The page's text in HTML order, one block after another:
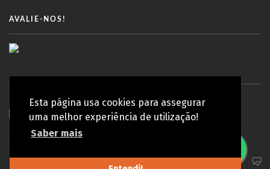
Esta página usa cookies para assegurar
uma melhor experiência de utilização!
Saber mais
AVALIE-NOS!
© Copyright 2010 - 2026 Koy Lab | Todos os direitos reservados
TOPO